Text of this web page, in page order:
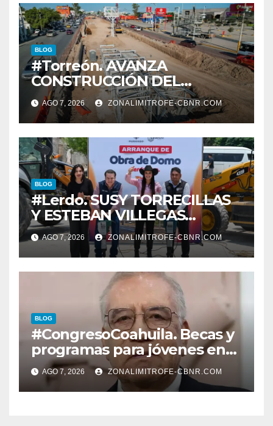
BLOG
#Torreón. AVANZA
CONSTRUCCIÓN DEL
SISTEMA VIAL ORIENTE,
SOBRE BULEVAR
REVOLUCIÓN
AGO 7, 2026 ZONALIMITROFE-CBNR.COM
BLOG
#Lerdo. SUSY TORRECILLAS
Y ESTEBAN VILLEGAS
ENTREGAN TÍTULOS DE
PROPIEDAD A FAMILIAS
LERDENSES Y DAN
ARRANQUE A LA
CONSTRUCCIÓN DE DOMO
EN CARLOS REAL*
AGO 7, 2026 ZONALIMITROFE-CBNR.COM
BLOG
#CongresoCoahuila. Becas y
programas para jóvenes en
áreas agropecuarias, plantea
Raúl Onofre
AGO 7, 2026 ZONALIMITROFE-CBNR.COM